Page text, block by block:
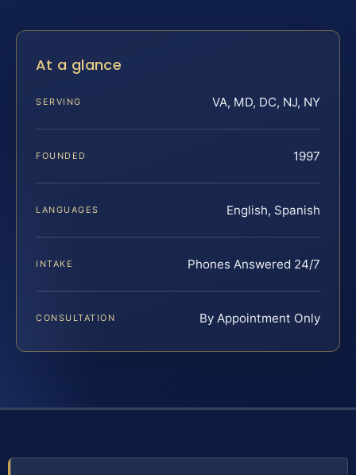
At a glance
SERVING VA, MD, DC, NJ, NY
FOUNDED 1997
LANGUAGES English, Spanish
INTAKE Phones Answered 24/7
CONSULTATION By Appointment Only